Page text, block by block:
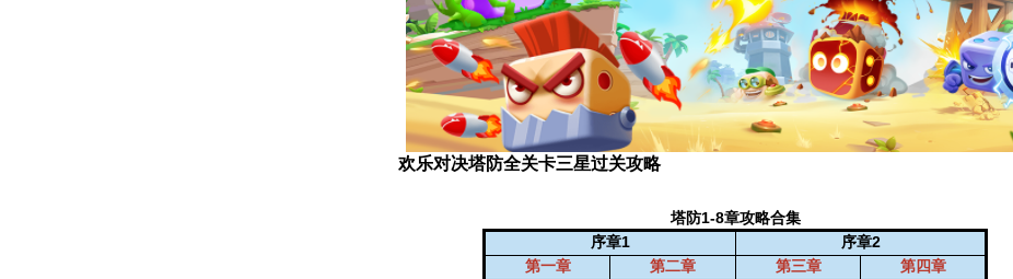
欢乐对决塔防全关卡三星过关攻略
塔防1-8章攻略合集
序章1
序章2
第一章
第二章 第三章
第四章